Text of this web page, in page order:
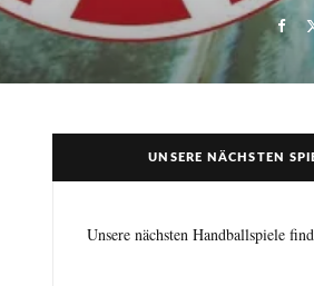
UNSERE NÄCHSTEN
Unsere nächsten Handballspiele